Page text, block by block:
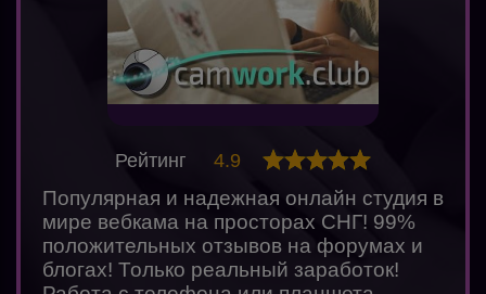
Популярная и надежная онлайн студия в
мире вебкама на просторах СНГ! 99%
положительных отзывов на форумах и
блогах! Только реальный заработок!
Рейтинг 4.9